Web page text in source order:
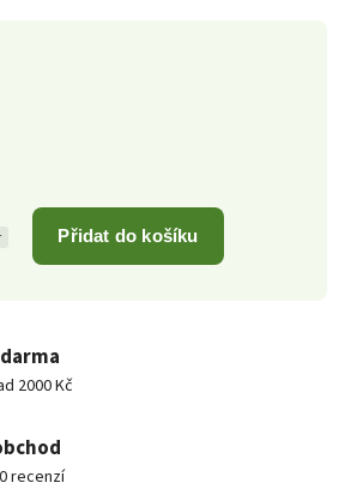
Přidat do košíku
2000 Kč
recenzí